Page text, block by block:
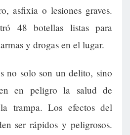
asfixia o lesiones graves.
48 botellas listas para
y drogas en el lugar.
no solo son un delito, sino
en peligro la salud de
trampa. Los efectos del
ser rápidos y peligrosos.